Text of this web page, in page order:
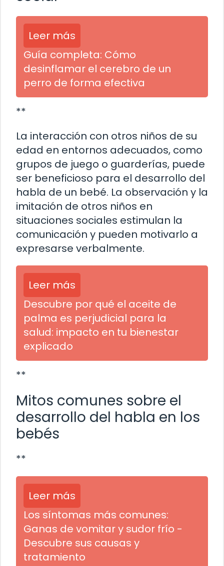
Leer más
Guía completa: Cómo
desinflamar el cerebro de un
perro de forma efectiva
**
La interacción con otros niños de su
edad en entornos adecuados, como
grupos de juego o guarderías, puede
ser beneficioso para el desarrollo del
habla de un bebé. La observación y la
imitación de otros niños en
situaciones sociales estimulan la
comunicación y pueden motivarlo a
expresarse verbalmente.
Leer más
Descubre por qué el aceite de
palma es perjudicial para la
salud: impacto en tu bienestar
explicado
**
Mitos comunes sobre el
desarrollo del habla en los
bebés
**
Leer más
Los síntomas más comunes:
Ganas de vomitar y sudor frío -
Descubre sus causas y
tratamiento